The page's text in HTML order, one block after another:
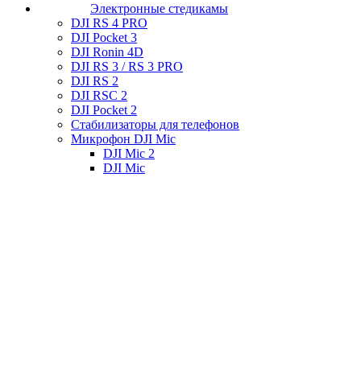
Электронные стедикамы
DJI RS 4 PRO
DJI Pocket 3
DJI Ronin 4D
DJI RS 3 / RS 3 PRO
DJI RS 2
DJI RSC 2
DJI Pocket 2
Стабилизаторы для телефонов
Микрофон DJI Mic
DJI Mic 2
DJI Mic